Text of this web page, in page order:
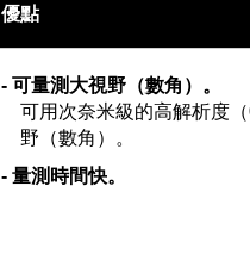
優點
- 可量測大視野（數角）。
可用次奈米級的高解析度
野（數角）。
- 量測時間快。